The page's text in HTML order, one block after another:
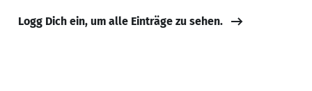
Logg Dich ein, um alle Einträge zu sehen.